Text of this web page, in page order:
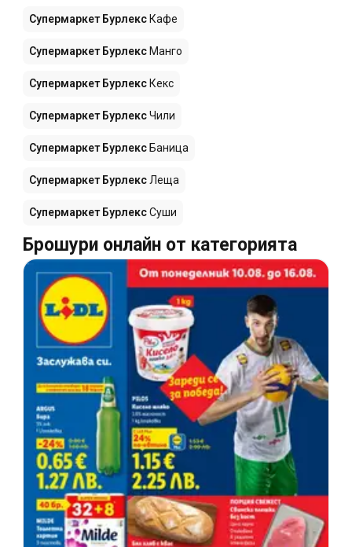
Супермаркет Бурлекс Кафе
Супермаркет Бурлекс Манго
Супермаркет Бурлекс Кекс
Супермаркет БурлексЧили
Супермаркет Бурлекс Баница
Супермаркет БурлексЛеща
Супермаркет БурлексСуши
Брошури онлайн от категорията